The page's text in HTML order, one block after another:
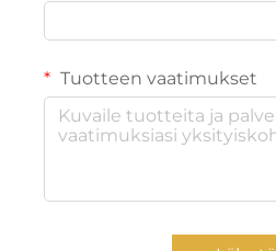
Tuotteen vaatimukset